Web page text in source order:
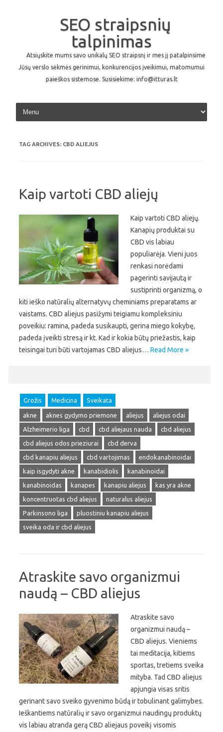
SEO straipsnių
talpinimas
Atsiųskite mums savo unikalų SEO straipsnį ir mes jį patalpinsime
Jūsų verslo sėkmės gerinimui, konkurencijos įveikimui, matomumui
paieškos sistemose. Susisiekime: info@itturas.lt
Skip to content
TAG ARCHIVES: CBD ALIEJUS
Kaip vartoti CBD aliejų
Kaip vartoti CBD aliejų.
Kanapių produktai su
CBD vis labiau
populiarėja. Vieni juos
renkasi norėdami
pagerinti savijautą ir
sustiprinti organizmą, o
kiti ieško natūralių alternatyvų cheminiams preparatams ar
vaistams. CBD aliejus pasižymi teigiamu kompleksiniu
poveikiu: ramina, padeda susikaupti, gerina miego kokybę,
padeda įveikti stresą ir kt. Kad ir kokia būtų priežastis, kaip
teisingai turi būti vartojamas CBD aliejus… Read More »
Grožis Medicina Sveikata
akne aknes gydymo priemone aliejus
aliejus odai
Alzheimerio liga
cbd cbd aliejaus nauda
cbd aliejus
cbd aliejus odos prieziurai
cbd derva
cbd kanapiu aliejus
cbd vartojimas
endokanabinoidai
kaip isgydyti akne
kanabidiolis
kanabinoidai
kanabinoidas
kanapes kanapiu aliejus
kas yra akne
koncentruotas cbd aliejus
naturalus aliejus
Parkinsono liga
pluostiniu kanapiu aliejus
sveika oda ir cbd aliejus
Atraskite savo organizmui
naudą – CBD aliejus
Atraskite savo
organizmui naudą –
CBD aliejus. Vieniems
tai meditacija, kitiems
sportas, tretiems sveika
mityba. Tad CBD aliejus
apjungia visas sritis
gerinant savo sveiko gyvenimo būdą ir tobulinant galimybes.
Ieškantiems natūralių ir savo organizmui naudingų produktų
vis labiau atranda gerą CBD aliejaus poveikį visomis